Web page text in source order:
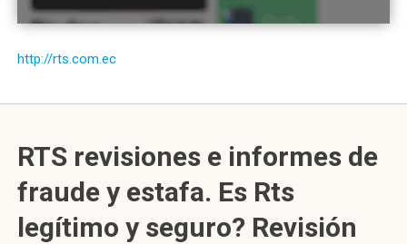
http://rts.com.ec
RTS revisiones e informes de
fraude y estafa. Es Rts
legítimo y seguro? Revisión